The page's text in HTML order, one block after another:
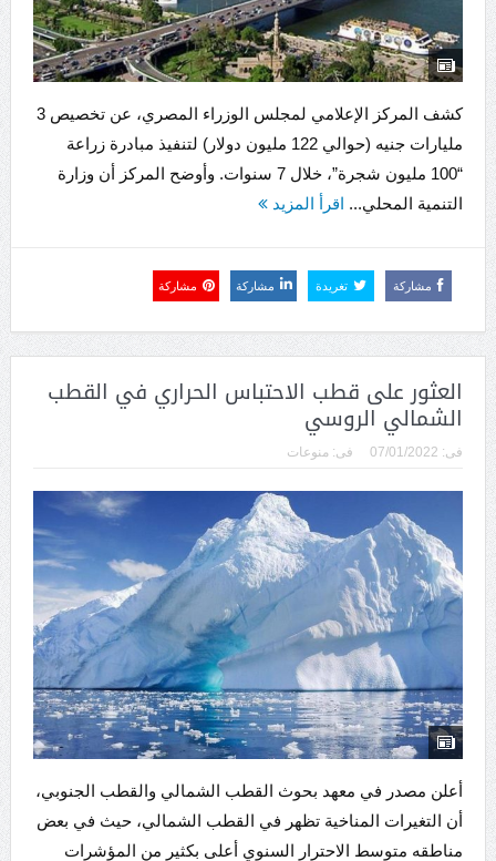
كشف المركز الإعلامي لمجلس الوزراء المصري، عن تخصيص 3
مليارات جنيه (حوالي 122 مليون دولار) لتنفيذ مبادرة زراعة
“100 مليون شجرة”، خلال 7 سنوات. وأوضح المركز أن وزارة
التنمية المحلي... اقرأ المزيد
مشاركة تغريدة مشاركة مشاركة
العثور على قطب الاحتباس الحراري في القطب
الشمالي الروسي
فى: 07/01/2022 فى: منوعات
أعلن مصدر في معهد بحوث القطب الشمالي والقطب الجنوبي،
أن التغيرات المناخية تظهر في القطب الشمالي، حيث في بعض
مناطقه متوسط ​​الاحترار السنوي أعلى بكثير من المؤشرات